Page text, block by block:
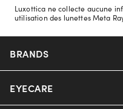
Luxottica ne collecte aucune
utilisation des lunettes Meta
BRANDS
Nuance Audio
EYECARE